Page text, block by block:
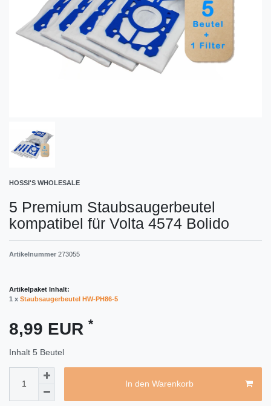
HOSSI'S WHOLESALE
5 Premium Staubsaugerbeutel
kompatibel für Volta 4574 Bolido
Artikelnummer 273055
Artikelpaket Inhalt:
1 x Staubsaugerbeutel HW-PH86-5
8,99 EUR *
Inhalt 5 Beutel
In den Warenkorb